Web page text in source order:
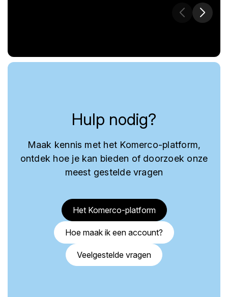
Hulp nodig?
Maak kennis met het Komerco-platform,
ontdek hoe je kan bieden of doorzoek onze
meest gestelde vragen
Het Komerco-platform
Hoe maak ik een account?
Veelgestelde vragen